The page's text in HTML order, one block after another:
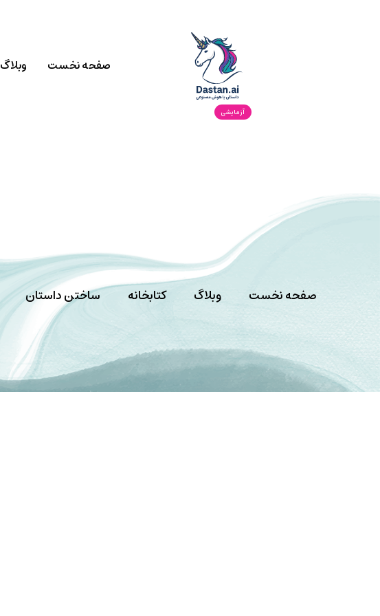
آزمایشی
صفحه نخست وبلاگ
صفحه نخست وبلاگ کتابخانه ساختن داستان